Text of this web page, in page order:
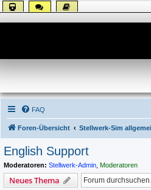
FAQ
Foren-Übersicht Stellwerk-Sim
English Support
Moderatoren: Stellwerk-Admin Moderatoren
Neues Thema